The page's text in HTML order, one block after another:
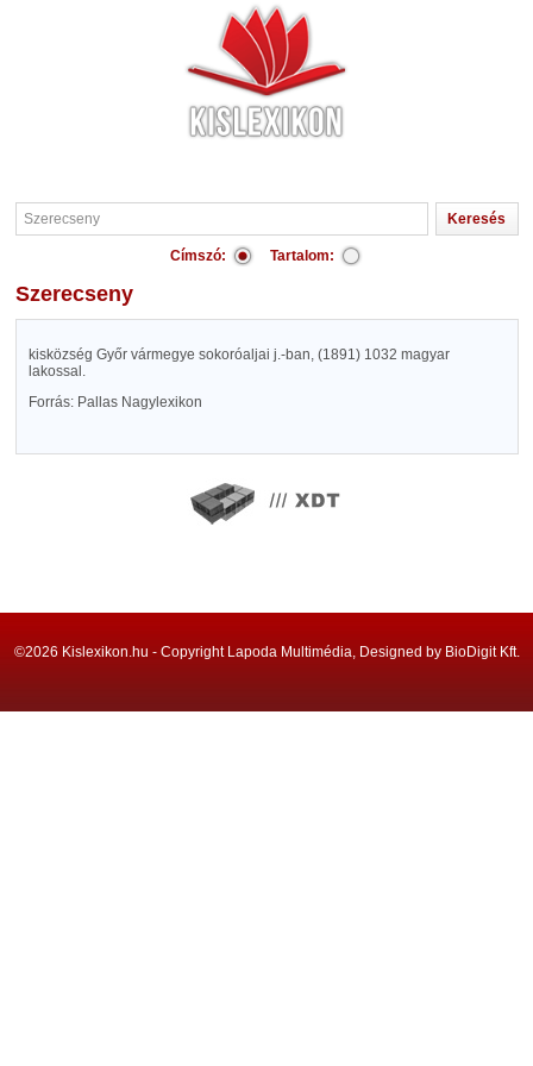
Címszó: Tartalom:
Szerecseny
kisközség Győr vármegye sokoróaljai j.-ban, (1891) 1032 magyar
lakossal.
Forrás: Pallas Nagylexikon
©2026 Kislexikon.hu - Copyright Lapoda Multimédia, Designed by BioDigit Kft.